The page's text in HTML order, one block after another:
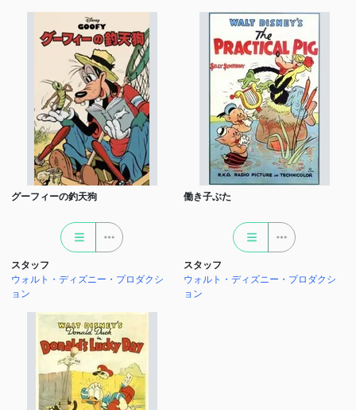
グーフィーの釣天狗
スタッフ
ウォルト・ディズニー・プロダクシ
ョン
働き子ぶた
スタッフ
ウォルト・ディズニー・プロダクシ
ョン